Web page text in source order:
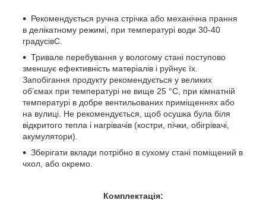
Рекомендується ручна стрічка або механічна прання
в делікатному режимі, при температурі води 30-40
градусівC.
Тривале перебування у вологому стані поступово
зменшує ефективність матеріалів і руйнує їх.
Запобігання продукту рекомендується у великих
об’ємах при температурі не вище 25 °C, при кімнатній
температурі в добре вентильованих приміщеннях або
на вулиці. Не рекомендується, щоб осушка була біля
відкритого тепла і нагрівачів (костри, пічки, обігрівачі,
акумулятори).
Зберігати вклади потрібно в сухому стані поміщений в
чхол, або окремо.
Комплектація: